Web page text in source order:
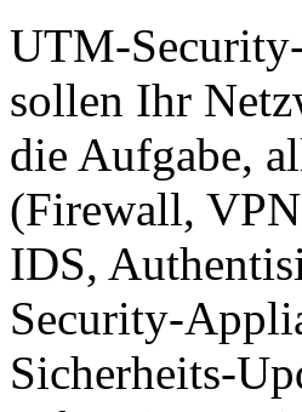
UTM-
sollen Ihr
die Aufgabe,
(Firewall,
IDS,
Security-
Sicherheits-